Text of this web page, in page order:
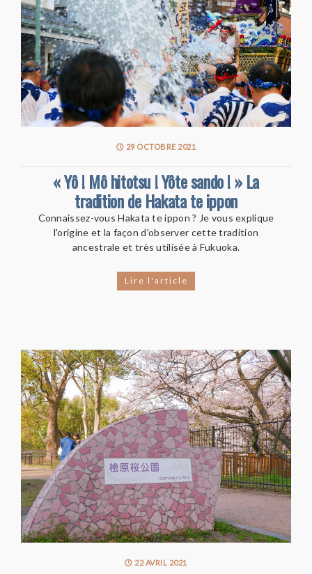
29 OCTOBRE 2021
« Yô ! Mô hitotsu ! Yôte sando ! » La
tradition de Hakata te ippon
Connaissez-vous Hakata te ippon ? Je vous explique
l'origine et la façon d'observer cette tradition
ancestrale et très utilisée à Fukuoka.
Lire l'article
22 AVRIL 2021